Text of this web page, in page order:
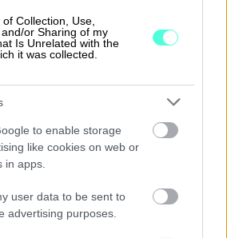
Collection, Use,
or Sharing of my
Is Unrelated with the
it was collected.
to enable storage
like cookies on web or
in apps.
user data to be sent to
advertising purposes.
että kirjanpitoaineistoa
Procountoriin.
toimintoja.
erikseen luoda
ne muodostuvat
kautta tehdyt myynnit
oikeille kirjanpitotileille
olemalla yhteydessä